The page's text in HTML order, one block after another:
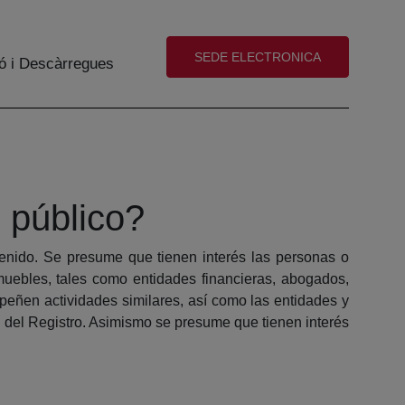
i Descàrregues (abre en nueva ventana)
SEDE ELECTRONICA
Se presume que tienen interés las personas o
tales como entidades financieras, abogados,
actividades similares, así como las entidades y
Registro. Asimismo se presume que tienen interés